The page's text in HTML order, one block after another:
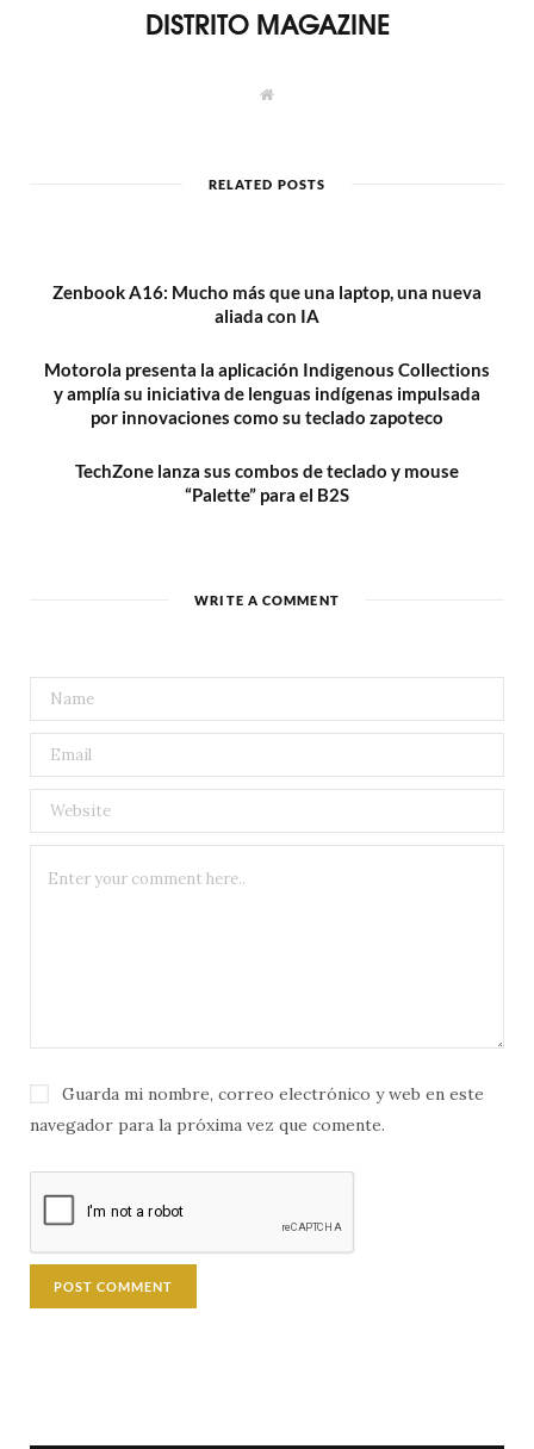
DISTRITO MAGAZINE
W
e
RELATED POSTS
Zenbook A16: Mucho más que una laptop, una nueva
aliada con IA
Motorola presenta la aplicación Indigenous Collections
y amplía su iniciativa de lenguas indígenas impulsada
por innovaciones como su teclado zapoteco
TechZone lanza sus combos de teclado y mouse
“Palette” para el B2S
WRITE A COMMENT
Guarda mi nombre, correo electrónico y web en este
navegador para la próxima vez que comente.